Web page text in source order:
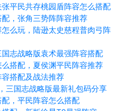
平民共存桃园盾阵容怎么搭配
，张角三势阵阵容推荐
么玩，陆逊太史慈程普肉弓阵
志战略版袁术最强阵容搭配
搭配，夏侯渊平民阵容推荐
搭配及战法推荐
三国志战略版最新礼包码分享
，平民阵容怎么搭配